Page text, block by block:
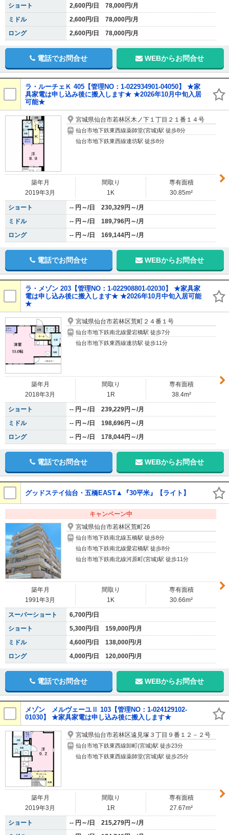
ショート
2,600円/日 78,000円/月
ミドル
2,600円/日 78,000円/月
ロング
2,600円/日 78,000円/月
電話でお問合せ WEBからお問合せ
ラ・ルーチェＫ 405【管理NO：1-022934901-04050】 ★家
具家電は申し込み後に搬入します★ ★2026年10月中旬入居
可能★
宮城県仙台市若林区木ノ下１丁目２１番１４号
仙台市地下鉄東西線薬師堂(宮城)駅 徒歩8分
仙台市地下鉄東西線連坊駅 徒歩8分
築年月
2019年3月
間取り
1K
専有面積
30.85m²
ショート
-- 円～/日 230,329円～/月
ミドル
-- 円～/日 189,796円～/月
ロング
-- 円～/日 169,144円～/月
電話でお問合せ WEBからお問合せ
ラ・メゾン 203【管理NO：1-022908801-02030】 ★家具家
電は申し込み後に搬入します★ ★2026年10月中旬入居可能
★
宮城県仙台市若林区荒町２４番１号
仙台市地下鉄南北線愛宕橋駅 徒歩7分
仙台市地下鉄東西線連坊駅 徒歩11分
築年月
2018年3月
間取り
1R
専有面積
38.4m²
ショート
-- 円～/日 239,229円～/月
ミドル
-- 円～/日 198,696円～/月
ロング
-- 円～/日 178,044円～/月
電話でお問合せ WEBからお問合せ
グッドステイ仙台・五橋EAST▲『30平米』【ライト】
キャンペーン中
宮城県仙台市若林区荒町26
仙台市地下鉄南北線五橋駅 徒歩8分
仙台市地下鉄南北線愛宕橋駅 徒歩8分
仙台市地下鉄南北線河原町(宮城)駅 徒歩11分
築年月
1991年3月
間取り
1K
専有面積
30.66m²
スーパーショート
6,700円/日
ショート
5,300円/日 159,000円/月
ミドル
4,600円/日 138,000円/月
ロング
4,000円/日 120,000円/月
電話でお問合せ WEBからお問合せ
メゾン メルヴェーユⅡ 103【管理NO：1-024129102-
01030】 ★家具家電は申し込み後に搬入します★
宮城県仙台市若林区遠見塚３丁目９番１２－２号
仙台市地下鉄東西線卸町(宮城)駅 徒歩23分
仙台市地下鉄東西線薬師堂(宮城)駅 徒歩25分
築年月
2019年3月
間取り
1R
専有面積
27.67m²
ショート
-- 円～/日 215,279円～/月